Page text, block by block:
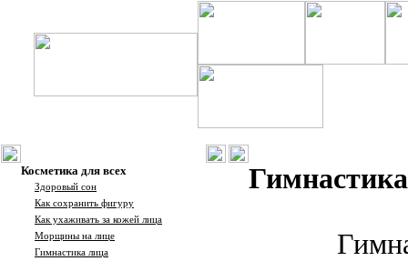
Косметика для всех
Здоровый сон
Как сохранить фигуру
Как ухаживать за кожей лица
Морщины на лице
Гимнастика лица